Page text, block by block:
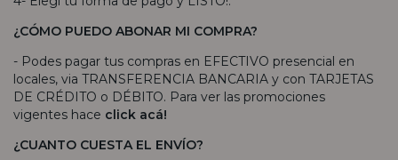
¿CÓMO PUEDO ABONAR MI COMPRA?
- Podes pagar tus compras en EFECTIVO presencial en
locales, via TRANSFERENCIA BANCARIA y con TARJETAS
DE CRÉDITO o DÉBITO. Para ver las promociones
vigentes hace click acá!
¿CUANTO CUESTA EL ENVÍO?